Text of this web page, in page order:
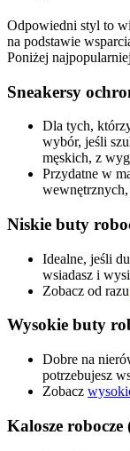
Odpowiedni styl to
na podstawie
Poniżej
Sneakersy
Dla tych,
wybór, jeśli
męskich, z
Przydatne w
wewnętrznych,
Niskie buty
Idealne, jeśli
wsiadasz i
Zobacz od razu
Wysokie buty
Dobre na
potrzebujesz
Zobacz
Kalosze